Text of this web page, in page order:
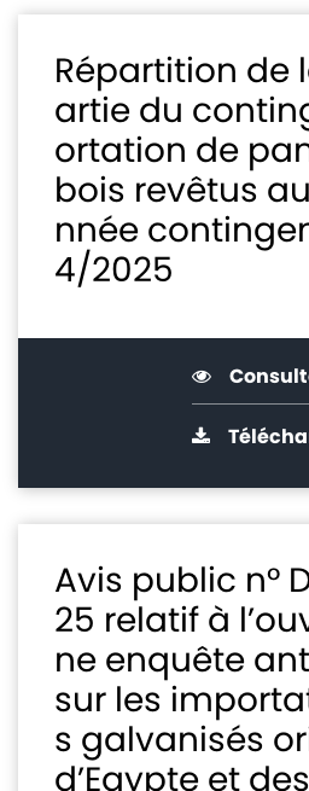
Répartition de
artie du
ortation de
bois revêtus
nnée
4/2025
Avis public n°
25 relatif à
ne enquête
sur les
s galvanisés
d’Egypte et